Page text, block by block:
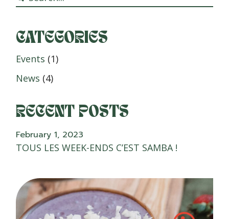
CATEGORIES
Events (1)
News (4)
RECENT POSTS
February 1, 2023
TOUS LES WEEK-ENDS C’EST SAMBA !